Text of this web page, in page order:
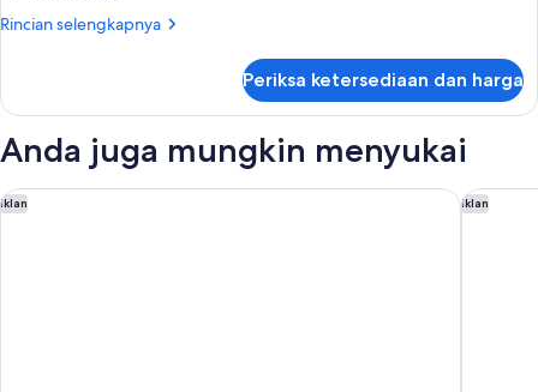
Queen
Rincian selengkapnya
Rincian
Kamar
1
Tidur
Queen
Periksa ketersediaan dan harga
Anda juga mungkin menyukai
Iklan
Melbourne Private Apartments - Collins Wharf Waterfront,
Iklan
Hyatt